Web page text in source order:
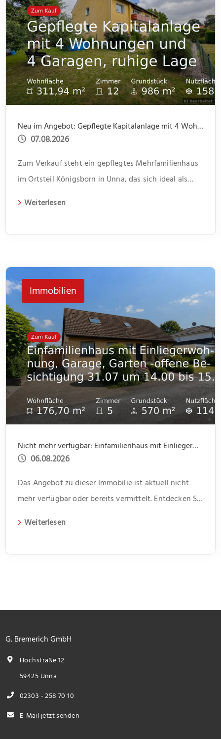
Neu im Angebot: Gepflegte Kapitalanlage mit 4 Wohnungen und 4 Garagen, ruhige Lage
07.08.2026
Zum Verkauf steht ein gepflegtes Mehrfamilienhaus
im Ortsteil Königsborn in Unna, das sich ideal als
[…]
Weiterlesen
Immobilien
Nicht mehr verfügbar: Einfamilienhaus mit Einliegerwohnung, Garage, Garten -offene Besichtigung 31.07 um 14.00 bis 15.30
06.08.2026
Das Angebot zu dieser Immobilie ist aktuell nicht
mehr verfügbar oder bereits vermittelt. Entdecken Sie
Weiterlesen
G. Bremerich GmbH
Hochstraße 12
59425 Unna
02303 - 258 70 10
E-Mail jetzt senden